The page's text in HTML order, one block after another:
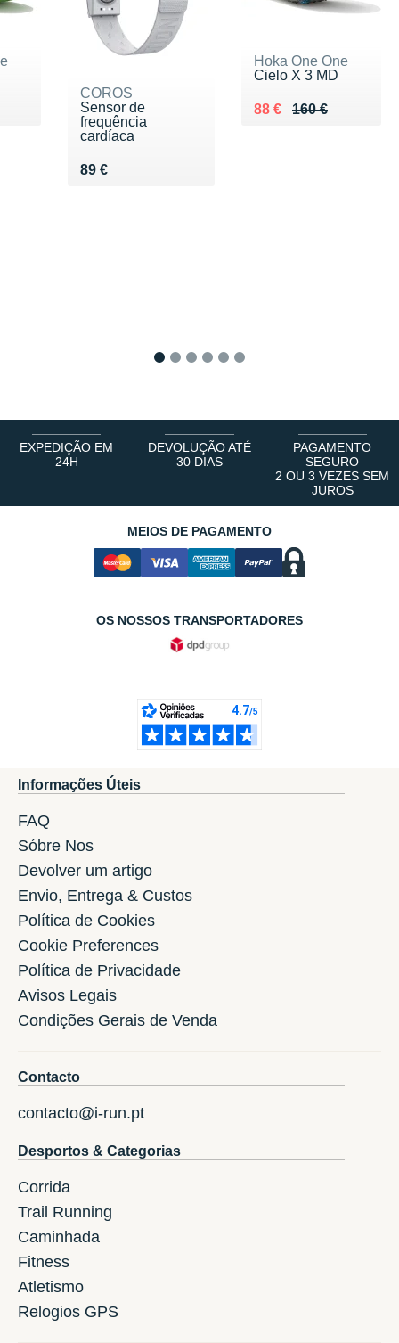
COROS
Sensor de
frequência
cardíaca
89 €
Vendu 89 €
Hoka One One
Cielo X 3 MD
160 €
Au lieu de 160 €
88 €
Vendu 88 €
EXPEDIÇÃO EM
24H
DEVOLUÇÃO ATÉ
30 DIAS
PAGAMENTO
SEGURO
2 OU 3 VEZES SEM
JUROS
MEIOS DE PAGAMENTO
OS NOSSOS TRANSPORTADORES
Informações Úteis
FAQ
Sóbre Nos
Devolver um artigo
Envio, Entrega & Custos
Política de Cookies
Cookie Preferences
Política de Privacidade
Avisos Legais
Condições Gerais de Venda
Contacto
contacto@i-run.pt
Desportos & Categorias
Corrida
Trail Running
Caminhada
Fitness
Atletismo
Relogios GPS